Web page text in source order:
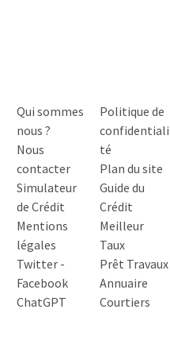
Qui sommes
nous ?
Nous
contacter
Simulateur
de Crédit
Mentions
légales
Twitter-
Facebook
ChatGPT
Politique de
confidentiali
té
Plan du site
Guide du
Crédit
Meilleur
Taux
Prêt Travaux
Annuaire
Courtiers